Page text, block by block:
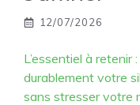
12/07/2026
L’essentiel à
durablement votre
sans stresser votre